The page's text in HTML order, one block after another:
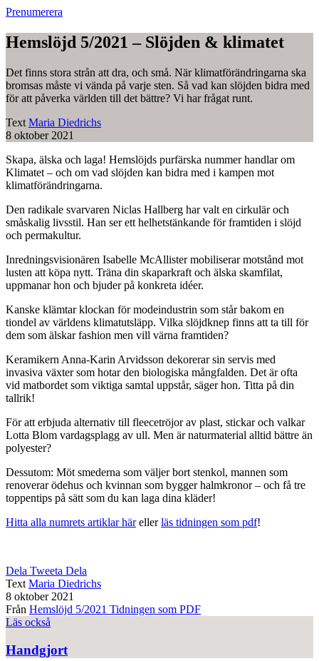
Prenumerera
Hemslöjd 5/2021 – Slöjden & klimatet
Det finns stora strån att dra, och små. När klimatförändringarna ska
bromsas måste vi vända på varje sten. Så vad kan slöjden bidra med
för att påverka världen till det bättre? Vi har frågat runt.
Text Maria Diedrichs
8 oktober 2021
Skapa, älska och laga! Hemslöjds purfärska nummer handlar om
Klimatet – och om vad slöjden kan bidra med i kampen mot
klimatförändringarna.
Den radikale svarvaren Niclas Hallberg har valt en cirkulär och
småskalig livsstil. Han ser ett helhetstänkande för framtiden i slöjd
och permakultur.
Inredningsvisionären Isabelle McAllister mobiliserar motstånd mot
lusten att köpa nytt. Träna din skaparkraft och älska skamfilat,
uppmanar hon och bjuder på konkreta idéer.
Kanske klämtar klockan för modeindustrin som står bakom en
tiondel av världens klimatutsläpp. Vilka slöjdknep finns att ta till för
dem som älskar fashion men vill värna framtiden?
Keramikern Anna-Karin Arvidsson dekorerar sin servis med
invasiva växter som hotar den biologiska mångfalden. Det är ofta
vid matbordet som viktiga samtal uppstår, säger hon. Titta på din
tallrik!
För att erbjuda alternativ till fleecetröjor av plast, stickar och valkar
Lotta Blom vardagsplagg av ull. Men är naturmaterial alltid bättre än
polyester?
Dessutom: Möt smederna som väljer bort stenkol, mannen som
renoverar ödehus och kvinnan som bygger halmkronor – och få tre
toppentips på sätt som du kan laga dina kläder!
Hitta alla numrets artiklar härellerläs tidningen som pdf!
Dela Tweeta Dela
Text Maria Diedrichs
8 oktober 2021
Från Hemslöjd 5/2021 Tidningen som PDF
Läs också
Handgjort